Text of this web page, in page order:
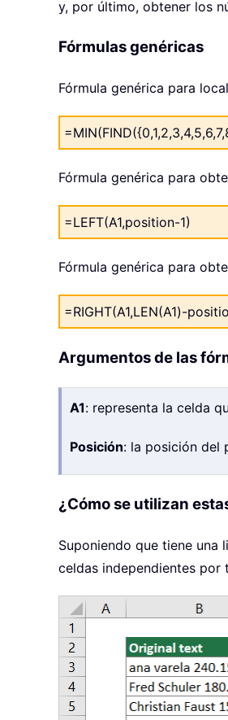
y, por último, obtener los
Fórmulas genéricas
Fórmula genérica para
Fórmula genérica para
=LEFT(A1,position-1)
Fórmula genérica para
=RIGHT(A1,LEN(A1)-
Argumentos de las
A1: representa la celda
Posición: la posición del
¿Cómo se utilizan
Suponiendo que tiene una
celdas independientes por